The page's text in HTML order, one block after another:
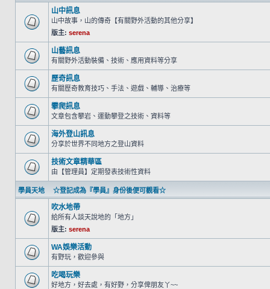
山中訊息
山中故事，山的傳奇【有關野外活動的其他分享】
版主: serena
山藝訊息
有關野外活動裝備、技術、應用資料等分享
歷奇訊息
有關歷奇教育技巧、手法、遊戲、輔導、治療等
攀爬訊息
文章包含攀岩、運動攀登之技術、資料等
海外登山訊息
分享於世界不同地方之登山資料
技術文章精華區
由【管理員】定期發表技術性資料
學員天地 ☆登記成為『學員』身份後便可觀看☆
吹水地帶
給所有人談天說地的「地方」
版主: serena
WA娛樂活動
有野玩，歡迎參與
吃喝玩樂
好地方，好去處，有好野，分享俾朋友丫~~